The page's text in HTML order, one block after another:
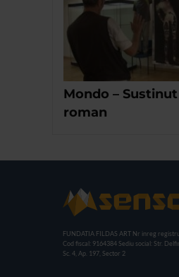
Mondo –
roman
FUNDATIA FILDAS ART Nr inreg
Cod fiscal: 9164384 Sediu social: Str.
Sc. 4, Ap. 197, Sector 2